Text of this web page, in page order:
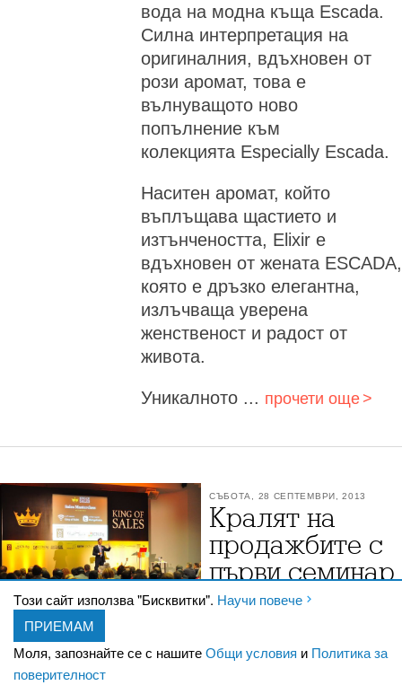
вода на модна къща Escada.
Силна интерпретация на
оригиналния, вдъхновен от
рози аромат, това e
вълнуващото ново
попълнение към
колекцията Especially Escada.
Наситен аромат, който
въплъщава щастието и
изтънчеността, Elixir е
вдъхновен от жената ESCADA,
която е дръзко елегантна,
излъчваща уверена
женственост и радост от
живота.
Уникалното ... прочети още
СЪБОТА, 28 СЕПТЕМВРИ, 2013
Кралят на
продажбите с
първи семинар
в България
Грант Лебьоф с първи семинар в
България
От продажбата на книжки с
Tози сайт използва "Бисквитки". Научи повече
ПРИЕМАМ
Моля, запознайте се с нашитеОбщи условия и Политика за
поверителност